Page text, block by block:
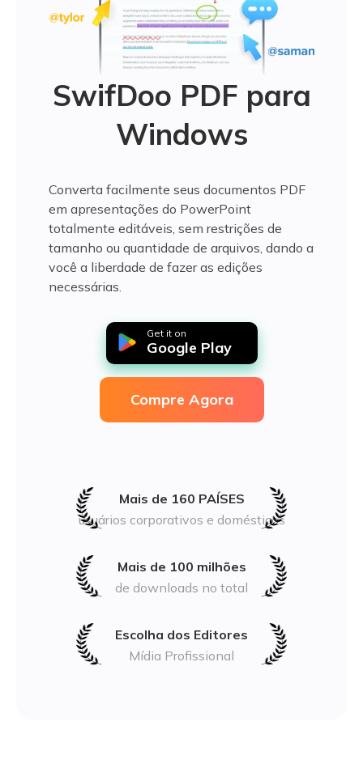
SwifDoo PDF para
Windows
Converta facilmente seus documentos PDF
em apresentações do PowerPoint
totalmente editáveis, sem restrições de
tamanho ou quantidade de arquivos, dando a
você a liberdade de fazer as edições
necessárias.
Get it on
Google Play
Compre Agora
Mais de 160 PAÍSES
usuários corporativos e domésticos
Mais de 100 milhões
de downloads no total
Escolha dos Editores
Mídia Profissional